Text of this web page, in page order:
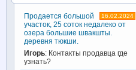
16.02.2024
Продается большой
участок, 25 соток недалеко от
озера большие швакшты.
деревня тюкши.
Игорь: Контакты продавца где
узнать?